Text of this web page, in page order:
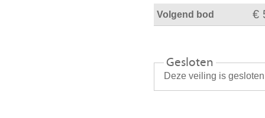
Volgend bod €
Gesloten
Deze veiling is